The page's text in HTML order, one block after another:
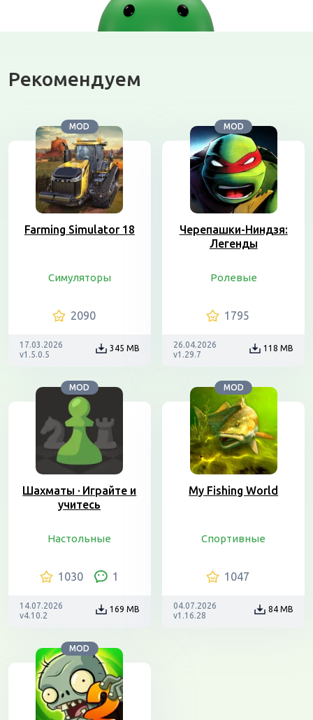
Рекомендуем
MOD
Farming Simulator 18
Симуляторы
2090
17.03.2026
v1.5.0.5
345 MB
MOD
Черепашки-Ниндзя:
Легенды
Ролевые
1795
26.04.2026
v1.29.7
118 MB
MOD
Шахматы · Играйте и
учитесь
Настольные
1030 1
14.07.2026
v4.10.2
169 MB
MOD
My Fishing World
Спортивные
1047
04.07.2026
v1.16.28
84 MB
MOD